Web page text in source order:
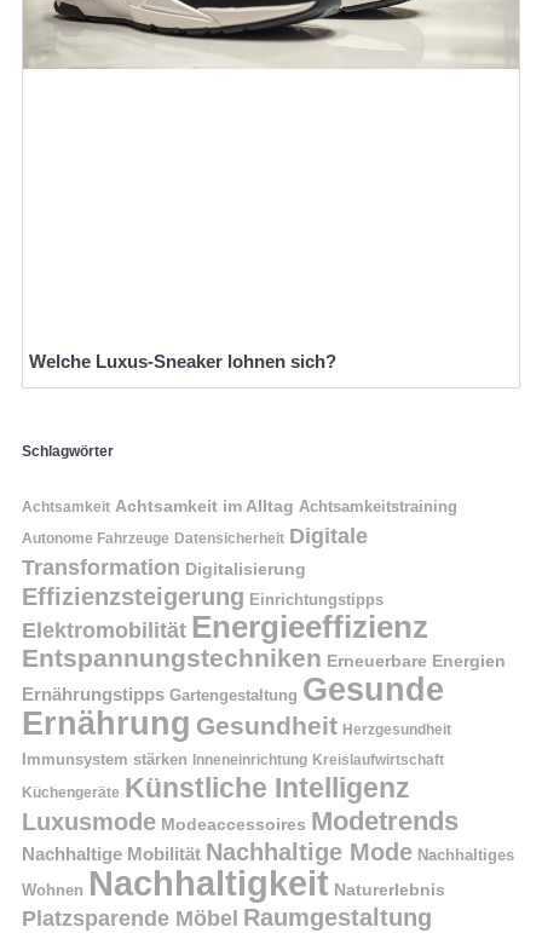
Welche Luxus-Sneaker lohnen sich?
Schlagwörter
Achtsamkeit Achtsamkeit im Alltag Achtsamkeitstraining
Autonome Fahrzeuge Datensicherheit Digitale
Transformation Digitalisierung
Effizienzsteigerung Einrichtungstipps
Elektromobilität Energieeffizienz
Entspannungstechniken Erneuerbare Energien
Ernährungstipps Gartengestaltung Gesunde
Ernährung Gesundheit Herzgesundheit
Immunsystem stärken Inneneinrichtung Kreislaufwirtschaft
Küchengeräte Künstliche Intelligenz
Luxusmode Modeaccessoires Modetrends
Nachhaltige Mobilität Nachhaltige Mode Nachhaltiges
Wohnen Nachhaltigkeit Naturerlebnis
Platzsparende Möbel Raumgestaltung